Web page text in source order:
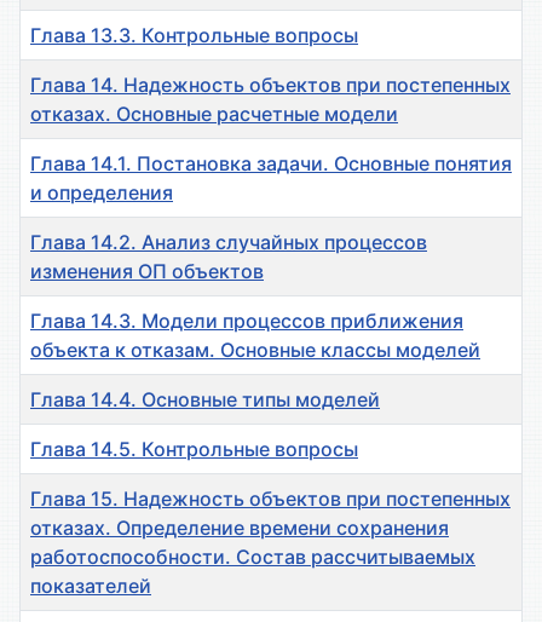
Глава 13.3. Контрольные вопросы
Глава 14. Надежность объектов при постепенных
отказах. Основные расчетные модели
Глава 14.1. Постановка задачи. Основные понятия
и определения
Глава 14.2. Анализ случайных процессов
изменения ОП объектов
Глава 14.3. Модели процессов приближения
объекта к отказам. Основные классы моделей
Глава 14.4. Основные типы моделей
Глава 14.5. Контрольные вопросы
Глава 15. Надежность объектов при постепенных
отказах. Определение времени сохранения
работоспособности. Состав рассчитываемых
показателей